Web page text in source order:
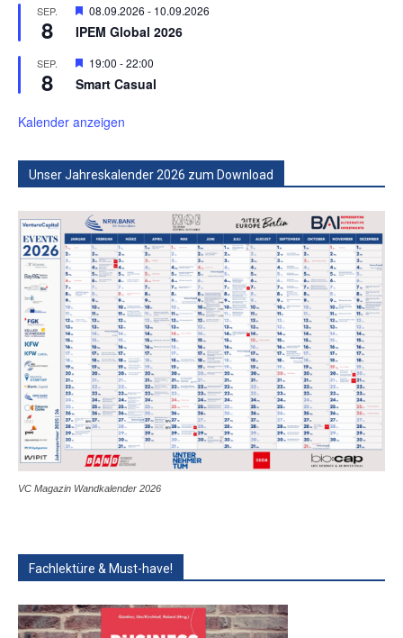
SEP.
8
Hervorgehoben
08.09.2026 - 10.09.2026
IPEM Global 2026
SEP.
8
Hervorgehoben
19:00 -22:00
Smart Casual
Kalender anzeigen
Unser Jahreskalender 2026 zum Download
VC Magazin Wandkalender 2026
Fachlektüre & Must-have!